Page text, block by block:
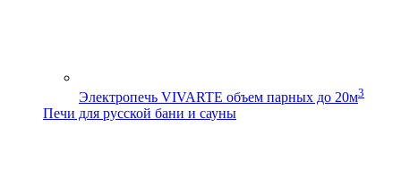
Электропечь VIVARTE объем парных до 20м3
Печи для русской бани и сауны